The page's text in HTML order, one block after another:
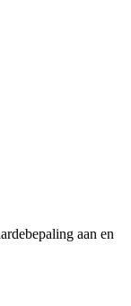
aan en